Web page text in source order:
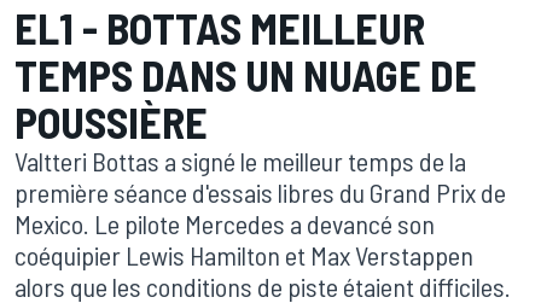
EL1 - BOTTAS MEILLEUR
TEMPS DANS UN NUAGE DE
POUSSIÈRE
Valtteri Bottas a signé le meilleur temps de la
première séance d'essais libres du Grand Prix de
Mexico. Le pilote Mercedes a devancé son
coéquipier Lewis Hamilton et Max Verstappen
alors que les conditions de piste étaient difficiles.